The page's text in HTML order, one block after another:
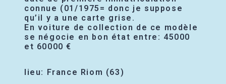
connue (01/1975= donc je suppose
qu’il y a une carte grise.
En voiture de collection de ce modèle
se négocie en bon état entre: 45000
et 60000 €
lieu: France Riom (63)